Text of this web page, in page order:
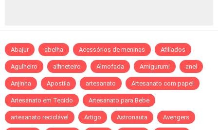
Abajur abelha Acessórios de meninas Afiliados
Agulheiro alfineteiro Almofada Amigurumi anel
Anjinha Apostila artesanato Artesanato com papel
Artesanato em Tecido Artesanato para Bebe
artesanato reciclável Artigo Astronauta Avengers